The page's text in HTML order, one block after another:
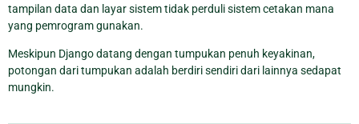
tampilan data dan layar sistem tidak perduli sistem cetakan mana
yang pemrogram gunakan.
Meskipun Django datang dengan tumpukan penuh keyakinan,
potongan dari tumpukan adalah berdiri sendiri dari lainnya sedapat
mungkin.